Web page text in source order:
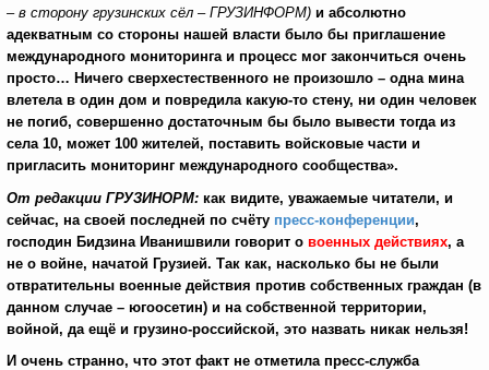
– в сторону грузинских сёл – ГРУЗИНФОРМ) и абсолютно
адекватным со стороны нашей власти было бы приглашение
международного мониторинга и процесс мог закончиться очень
просто… Ничего сверхестественного не произошло – одна мина
влетела в один дом и повредила какую-то стену, ни один человек
не погиб, совершенно достаточным бы было вывести тогда из
села 10, может 100 жителей, поставить войсковые части и
пригласить мониторинг международного сообщества».
От редакции ГРУЗИНОРМ: как видите, уважаемые читатели, и
сейчас, на своей последней по счёту пресс-конференции,
господин Бидзина Иванишвили говорит о военных действиях, а
не о войне, начатой Грузией. Так как, насколько бы не были
отвратительны военные действия против собственных граждан (в
данном случае – югоосетин) и на собственной территории,
войной, да ещё и грузино-российской, это назвать никак нельзя!
И очень странно, что этот факт не отметила пресс-служба